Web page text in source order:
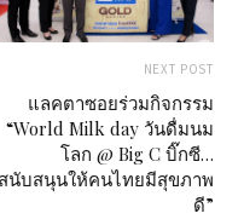
NEXT POST
แลคตาซอยร่วมกิจกรรม
“World Milk day วันดื่มนม
โลก @ Big C บิ๊กซี…
สนับสนุนให้คนไทยมีสุขภาพ
ดี”